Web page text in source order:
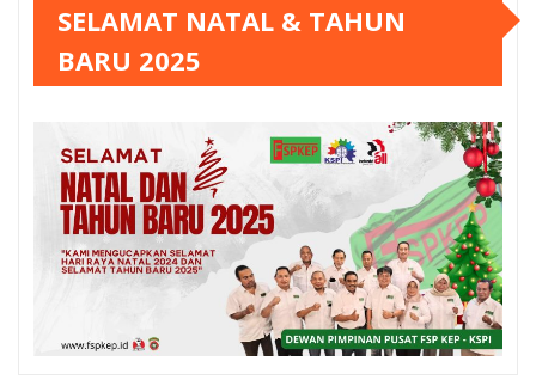
SELAMAT NATAL & TAHUN
BARU 2025